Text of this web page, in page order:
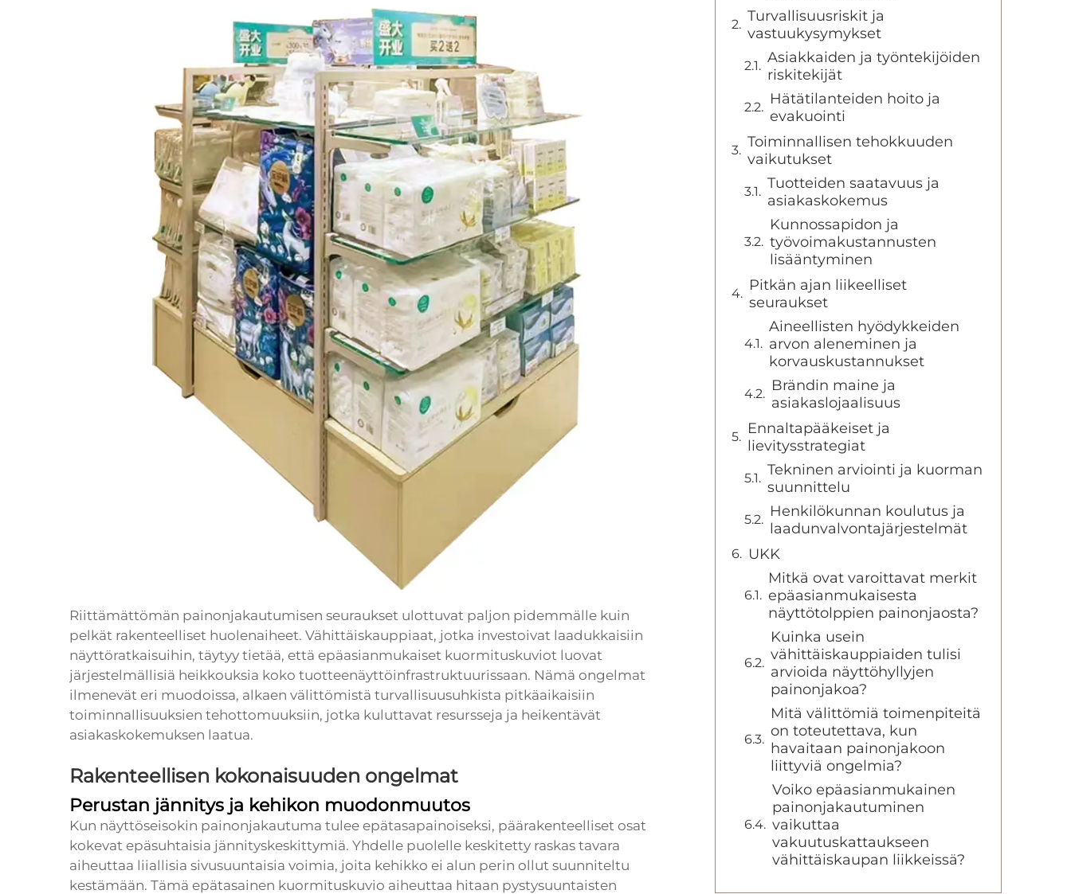
Riittämättömän painonjakautumisen seuraukset ulottuvat paljon pidemmälle kuin
pelkät rakenteelliset huolenaiheet. Vähittäiskauppiaat, jotka investoivat laadukkaisiin
näyttöratkaisuihin, täytyy tietää, että epäasianmukaiset kuormituskuviot luovat
järjestelmällisiä heikkouksia koko tuotteenäyttöinfrastruktuurissaan. Nämä ongelmat
ilmenevät eri muodoissa, alkaen välittömistä turvallisuusuhkista pitkäaikaisiin
toiminnallisuuksien tehottomuuksiin, jotka kuluttavat resursseja ja heikentävät
asiakaskokemuksen laatua.
Rakenteellisen kokonaisuuden ongelmat
Perustan jännitys ja kehikon muodonmuutos
Kun näyttöseisokin painonjakautuma tulee epätasapainoiseksi, päärakenteelliset osat
kokevat epäsuhtaisia jännityskeskittymiä. Yhdelle puolelle keskitetty raskas tavara
aiheuttaa liiallisia sivusuuntaisia voimia, joita kehikko ei alun perin ollut suunniteltu
kestämään. Tämä epätasainen kuormituskuvio aiheuttaa hitaan pystysuuntaisten
Turvallisuusriskit ja
vastuukysymykset
Asiakkaiden ja työntekijöiden
riskitekijät
Hätätilanteiden hoito ja
evakuointi
Toiminnallisen tehokkuuden
vaikutukset
Tuotteiden saatavuus ja
asiakaskokemus
Kunnossapidon ja
työvoimakustannusten
lisääntyminen
Pitkän ajan liikeelliset
seuraukset
Aineellisten hyödykkeiden
arvon aleneminen ja
korvauskustannukset
Brändin maine ja
asiakaslojaalisuus
Ennaltapääkeiset ja
lievitysstrategiat
Tekninen arviointi ja kuorman
suunnittelu
Henkilökunnan koulutus ja
laadunvalvontajärjestelmät
UKK
Mitkä ovat varoittavat merkit
epäasianmukaisesta
näyttötolppien painonjaosta?
Kuinka usein
vähittäiskauppiaiden tulisi
arvioida näyttöhyllyjen
painonjakoa?
Mitä välittömiä toimenpiteitä
on toteutettava, kun
havaitaan painonjakoon
liittyviä ongelmia?
Voiko epäasianmukainen
painonjakautuminen
vaikuttaa
vakuutuskattaukseen
vähittäiskaupan liikkeissä?